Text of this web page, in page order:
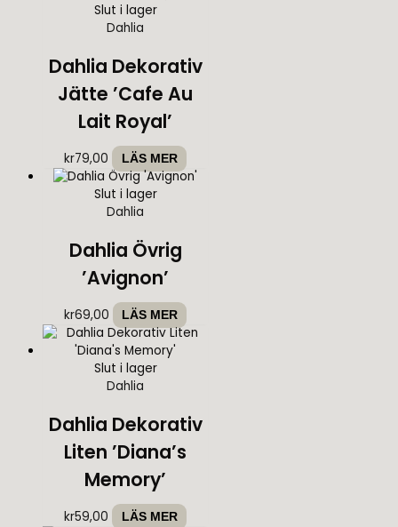
Slut i lager
Dahlia
Dahlia Dekorativ
Jätte ’Cafe Au
Lait Royal’
kr79,00 LÄS MER
Slut i lager
Dahlia
Dahlia Övrig
’Avignon’
kr69,00 LÄS MER
Slut i lager
Dahlia
Dahlia Dekorativ
Liten ’Diana’s
Memory’
kr59,00 LÄS MER